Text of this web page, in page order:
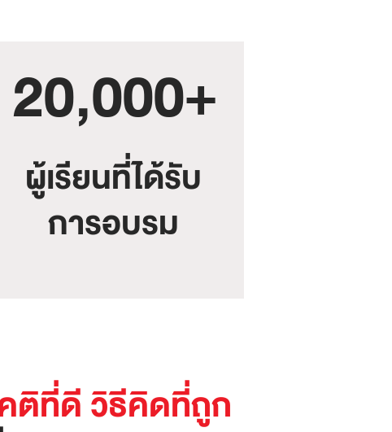
20,000+
ผู้เรียนที่ได้รับ
การอบรม
ติที่ดี วิธีคิดที่ถูก